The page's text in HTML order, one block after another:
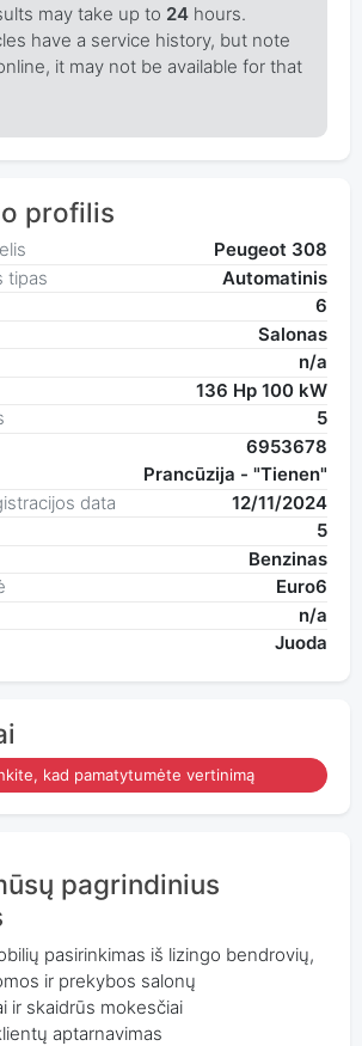
may take up to 24hours.
have a service history, but note
it may not be available for that
profilis
Peugeot 308
tipas
Automatinis
6
Salonas
n/a
136 Hp 100 kW
5
6953678
Prancūzija - "Tienen"
data
12/11/2024
5
Benzinas
Euro6
n/a
Juoda
kad pamatytumėte vertinimą
pagrindinius
pasirinkimas iš lizingo bendrovių,
ir prekybos salonų
ir skaidrūs mokesčiai
aptarnavimas